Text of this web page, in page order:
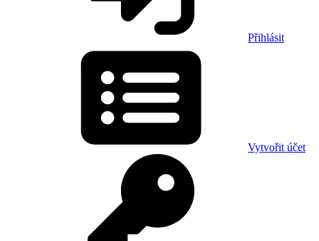
Přihlásit
Vytvořit účet